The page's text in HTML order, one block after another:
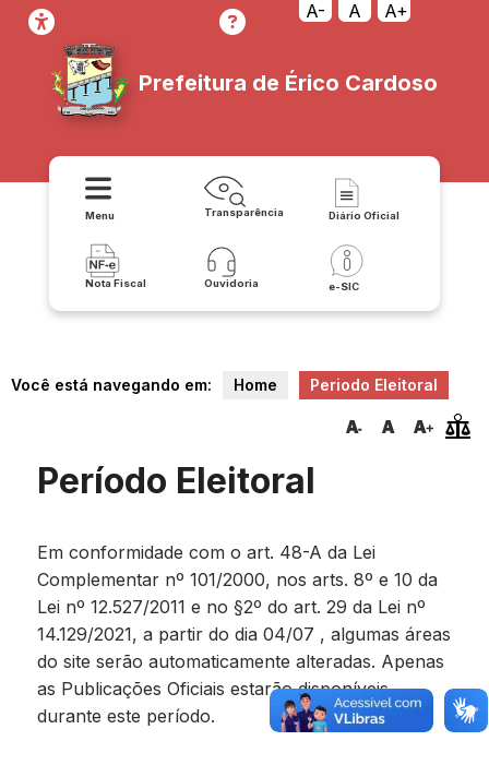
A- A A+
Prefeitura de Érico Cardoso
Menu Transparência Diário Oficial
Nota Fiscal Ouvidoria e-SIC
Você está navegando em: Home Periodo Eleitoral
Período Eleitoral
Em conformidade com o art. 48-A da Lei
Complementar nº 101/2000, nos arts. 8º e 10 da
Lei nº 12.527/2011 e no §2º do art. 29 da Lei nº
14.129/2021, a partir do dia 04/07 , algumas áreas
do site serão automaticamente alteradas. Apenas
as Publicações Oficiais estarão disponíveis
durante este período.